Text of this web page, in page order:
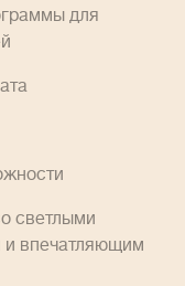
для
светлыми
и впечатляющим